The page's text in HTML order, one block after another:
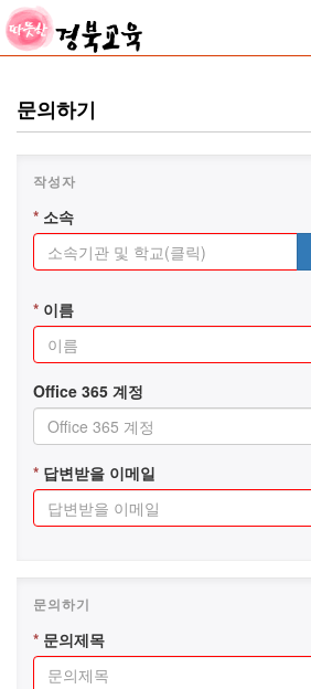
문의하기
* 소속
* 이름
Office 365 계정
* 답변받을 이메일
* 문의제목